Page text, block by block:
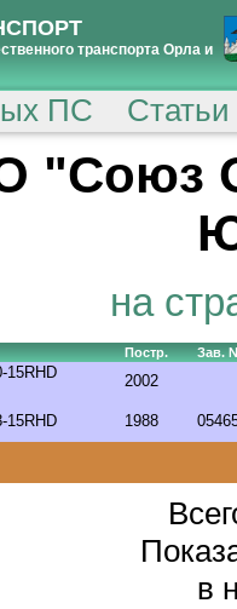
транспорта Орла и
ПС
"Союз
на
Постр. Зав.
15RHD
2002
15RHD 1988
в